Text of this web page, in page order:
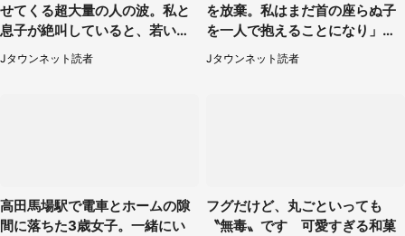
せてくる超大量の人の波。私と
息子が絶叫していると、若いカ
ップルの乗客が...（東京都・60
代女性）
Jタウンネット読者
を放棄。私はまだ首の座らぬ子
を一人で抱えることになり」
（岩手県・40代女性）
Jタウンネット読者
高田馬場駅で電車とホームの隙
間に落ちた3歳女子。一緒にい
フグだけど、丸ごといっても
〝無毒〟です 可愛すぎる和菓